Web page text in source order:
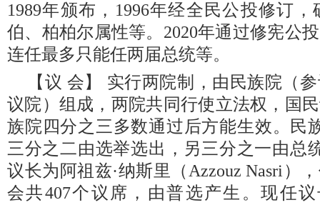
1989年颁布，1996年经全民公投修订
伯、柏柏尔属性等。2020年通过修宪公
连任最多只能任两届总统等。
【议 会】 实行两院制，由民族院（
议院）组成，两院共同行使立法权，国
族院四分之三多数通过后方能生效。民
三分之二由选举选出，另三分之一由总
议长为阿祖兹·纳斯里（Azzouz Nasri）
会共407个议席，由普选产生。现任